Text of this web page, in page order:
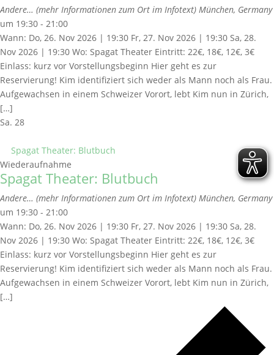
Andere… (mehr Informationen zum Ort im Infotext) München, Germany
um 19:30 - 21:00
Wann: Do, 26. Nov 2026 | 19:30 Fr, 27. Nov 2026 | 19:30 Sa, 28.
Nov 2026 | 19:30 Wo: Spagat Theater Eintritt: 22€, 18€, 12€, 3€
Einlass: kurz vor Vorstellungsbeginn Hier geht es zur
Reservierung! Kim identifiziert sich weder als Mann noch als Frau.
Aufgewachsen in einem Schweizer Vorort, lebt Kim nun in Zürich,
[…]
Sa. 28
Spagat Theater: Blutbuch
Wiederaufnahme
Spagat Theater: Blutbuch
Andere… (mehr Informationen zum Ort im Infotext) München, Germany
um 19:30 - 21:00
Wann: Do, 26. Nov 2026 | 19:30 Fr, 27. Nov 2026 | 19:30 Sa, 28.
Nov 2026 | 19:30 Wo: Spagat Theater Eintritt: 22€, 18€, 12€, 3€
Einlass: kurz vor Vorstellungsbeginn Hier geht es zur
Reservierung! Kim identifiziert sich weder als Mann noch als Frau.
Aufgewachsen in einem Schweizer Vorort, lebt Kim nun in Zürich,
[…]